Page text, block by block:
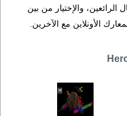
الرائعين، والإختيار من بين
الأونلاين مع الآخرين.